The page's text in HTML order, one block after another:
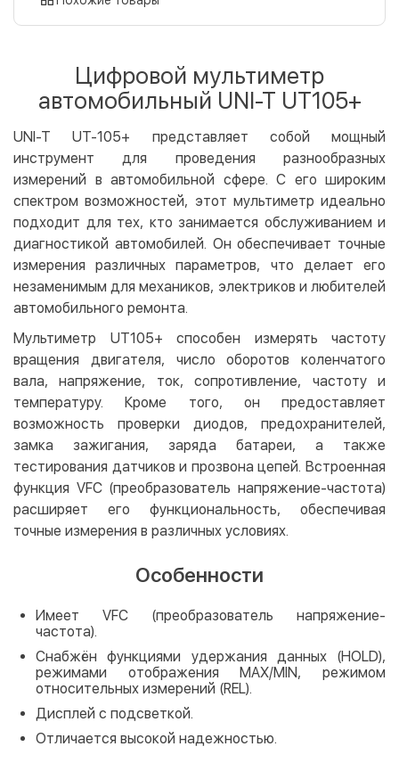
LiqPay
Apple Pay
Google Pay
Безналичный расчет
Оплата на карту юр.лица
Оплата на счет юр.лица
Бесплатно
Кредит
Мгновенная рассрочка (Приватбанк)
Оплата частями (Приватбанк)
Цифровой мультиметр
автомобильный UNI-T UT105+
UNI-T UT-105+ представляет собой мощный
инструмент для проведения разнообразных
измерений в автомобильной сфере. С его широким
спектром возможностей, этот мультиметр идеально
подходит для тех, кто занимается обслуживанием и
диагностикой автомобилей. Он обеспечивает точные
измерения различных параметров, что делает его
незаменимым для механиков, электриков и любителей
автомобильного ремонта.
Мультиметр UT105+ способен измерять частоту
вращения двигателя, число оборотов коленчатого
вала, напряжение, ток, сопротивление, частоту и
температуру. Кроме того, он предоставляет
возможность проверки диодов, предохранителей,
замка зажигания, заряда батареи, а также
тестирования датчиков и прозвона цепей. Встроенная
функция VFC (преобразователь напряжение-частота)
расширяет его функциональность, обеспечивая
точные измерения в различных условиях.
Особенности
Имеет VFC (преобразователь напряжение-
частота).
Снабжён функциями удержания данных (HOLD),
режимами отображения MAX/MIN, режимом
относительных измерений (REL).
Дисплей с подсветкой.
Отличается высокой надежностью.